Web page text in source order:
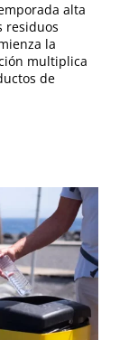
alta
residuos
la
multiplica
de